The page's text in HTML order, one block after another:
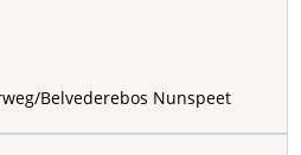
Belvederebos Nunspeet